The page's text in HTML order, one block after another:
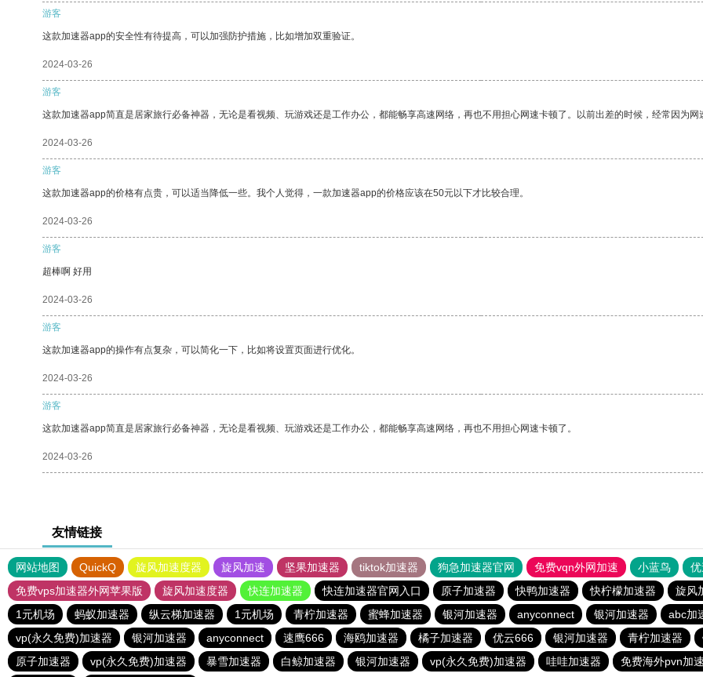
游客
这款加速器app的安全性有待提高，可以加强防护措施，比如增加双重验证。
2024-03-26
游客
这款加速器app简直是居家旅行必备神器，无论是看视频、玩游戏还是工作办公，都能畅享高速网络，再也不用担心网速卡顿了。以前出差的时候，经常因为
2024-03-26
游客
这款加速器app的价格有点贵，可以适当降低一些。我个人觉得，一款加速器app的价格应该在50元以下才比较合理。
2024-03-26
游客
超棒啊 好用
2024-03-26
游客
这款加速器app的操作有点复杂，可以简化一下，比如将设置页面进行优化。
2024-03-26
游客
这款加速器app简直是居家旅行必备神器，无论是看视频、玩游戏还是工作办公，都能畅享高速网络，再也不用担心网速卡顿了。
2024-03-26
友情链接
网站地图 QuickQ 旋风加速度器 旋风加速 坚果加速器 tiktok加速器 狗急加速器官网 免费vqn外网加速 小蓝鸟
免费vps加速器外网苹果版
旋风加速度器 快连加速器 快连加速器官网入口 原子加速器 快鸭加速器 快柠檬加速器
旋风
1元机场
蚂蚁加速器 纵云梯加速器 1元机场 青柠加速器 蜜蜂加速器 银河加速器 anyconnect 银河加速器
abc加
vp(永久免费)加速器
银河加速器 anyconnect 速鹰666 海鸥加速器 橘子加速器 优云666 银河加速器 青柠加速器
原子加速器
vp(永久免费)加速器 暴雪加速器 白鲸加速器 银河加速器 vp(永久免费)加速器 哇哇加速器 免费海外pvn加